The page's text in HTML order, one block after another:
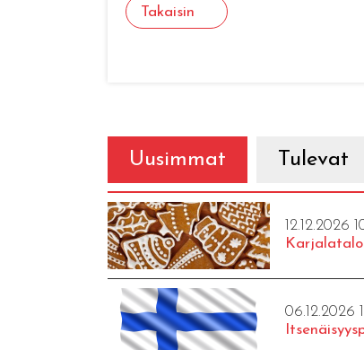
Takaisin
Uusimmat Tulevat
12.12.2026
06.12.2026